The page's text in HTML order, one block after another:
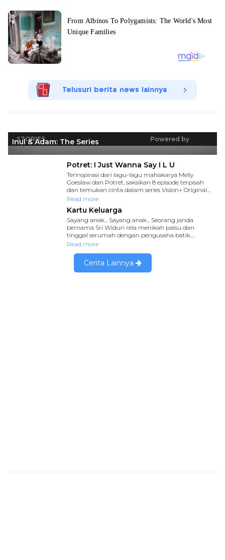
Telusuri berita news lainnya